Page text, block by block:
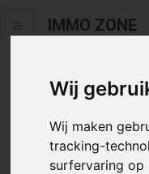
Wij
Wij maken
tracking-
surfervaring
IMMO ZONE
Helaas
Neem zeker een kijkje